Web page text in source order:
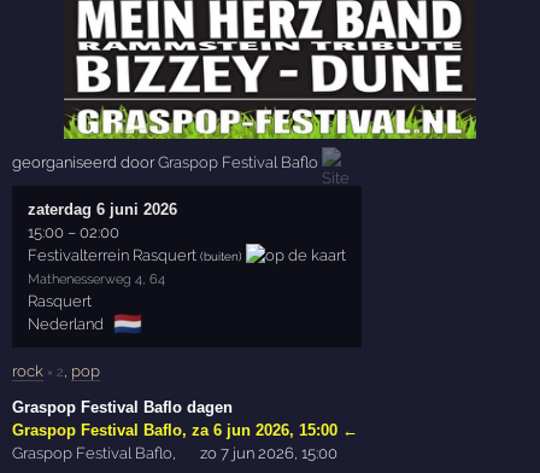
georganiseerd doorGraspop Festival Baflo
zaterdag 6 juni 2026
15:00 –02:00
Festivalterrein Rasquert (buiten)
Mathenesserweg 4, 64
Rasquert
Nederland 🇳🇱
rock × 2, pop
Graspop Festival Baflo dagen
Graspop Festival Baflo,za 6 jun 2026, 15:00 ←
Graspop Festival Baflo
zo 7 jun 2026, 15:00